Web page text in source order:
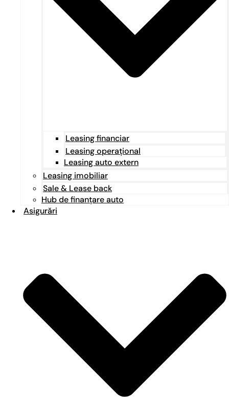
Leasing financiar
Leasing operațional
Leasing auto extern
Leasing imobiliar
Sale & Lease back
Hub de finanțare auto
Asigurări